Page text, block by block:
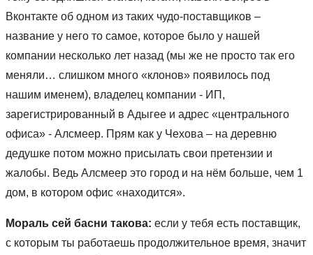
Вконтакте об одном из таких чудо-поставщиков –
название у него то самое, которое было у нашей
компании несколько лет назад (мы же не просто так его
меняли… слишком много «клонов» появилось под
нашим именем), владелец компании - ИП,
зарегистрированный в Адыгее и адрес «центрального
офиса» - Алсмеер. Прям как у Чехова – на деревню
дедушке потом можно присылать свои претензии и
жалобы. Ведь Алсмеер это город и на нём больше, чем 1
дом, в котором офис «находится».
Мораль сей басни такова: если у тебя есть поставщик,
с которым ты работаешь продолжительное время, значит